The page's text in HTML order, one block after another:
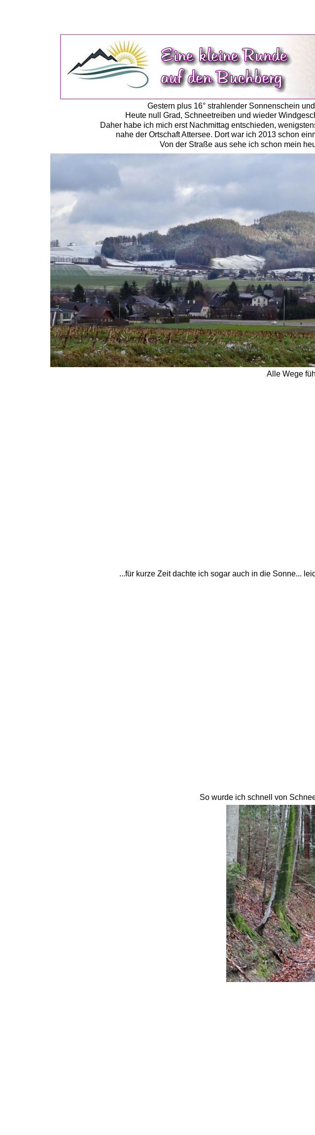
Gestern plus 16° strahlender Sonnenschein
Heute null Grad, Schneetreiben und wieder
Daher habe ich mich erst Nachmittag entschieden,
nahe der Ortschaft Attersee. Dort war ich 2013 schon
Von der Straße aus sehe ich schon mein
Alle Wege
...für kurze Zeit dachte ich sogar auch in die Sonne...
So wurde ich schnell von